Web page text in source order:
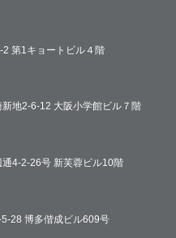
第1キョートビル４階
地2-6-12 大阪小学館ビル７階
4-2-26号 新芙蓉ビル10階
28 博多偕成ビル609号